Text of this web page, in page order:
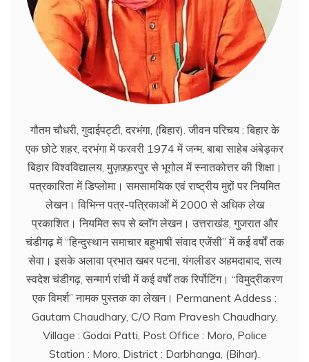
गौतम चौधरी, गुदाईपट्टी, दरभंगा, (बिहार). जीवन परिचय : बिहार के
एक छोटे शहर, दरभंगा में फरवरी 1974 में जन्म, बाबा साहेब अंबेड्कर
बिहार विश्वविद्यालय, मुज़फ़्फ़रपुर से भूगोल में स्नातकोत्तर की शिक्षा।
पत्रकारिता में डिप्लोमा। समसामयिक एवं राष्ट्रीय मुद्दों पर नियमित
लेखन। विभिन्न पत्र-पत्रिकाओं में 2000 से अधिक लेख
प्रकाशित। नियमित रूप से ब्लाॅग लेखन। उत्तराखंड, गुजरात और
चंडीगढ़ में ‘‘हिन्दुस्थान समाचार बहुभाषी संवाद एजेंसी’’ में कई वर्षों तक
सेवा। इसके अलावा प्रभात खबर पटना, यंगलीडर अहमदाबाद, सत्य
स्वदेश चंडीगढ़, सन्मार्ग रांची में कई वर्षों तक रिर्पोटिंग। ‘‘विमुद्रीकरण
एक विमर्श’’ नामक पुस्तक का लेखन। Permanent Addess :
Gautam Chaudhary, C/O Ram Pravesh Chaudhary,
Village : Godai Patti, Post Office : Moro, Police
Station : Moro, District : Darbhanga, (Bihar).